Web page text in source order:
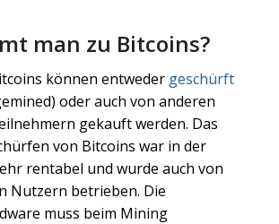
man zu Bitcoins?
können entweder geschürft
oder auch von anderen
gekauft werden. Das
von Bitcoins war in der
rentabel und wurde auch von
Nutzern betrieben. Die
muss beim Mining